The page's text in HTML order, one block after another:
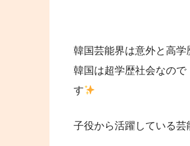
韓国芸能界は意外と高
韓国は超学歴社会なの
す
子役から活躍している